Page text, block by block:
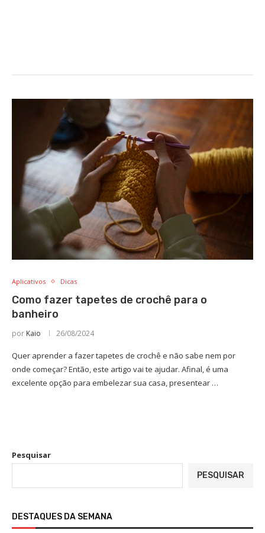
Aplicativos Dicas
Como fazer tapetes de crochê para o
banheiro
por Kaio 26/08/2024
Quer aprender a fazer tapetes de crochê e não sabe nem por
onde começar? Então, este artigo vai te ajudar. Afinal, é uma
excelente opção para embelezar sua casa, presentear …
Pesquisar
PESQUISAR
DESTAQUES DA SEMANA